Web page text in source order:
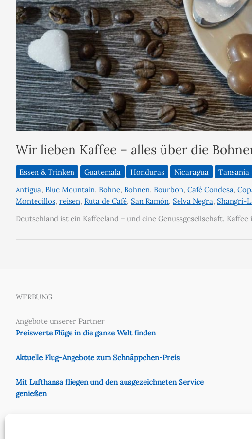
Wir lieben Kaffee – alles über die
Essen & Trinken Guatemala Honduras Nicaragua
Tansania
Antigua, Blue Mountain, Bohne, Bohnen, Bourbon, Café Condesa,
Montecillos, reisen, Ruta de Café, San Ramón, Selva Negra, Shangri-
Deutschland ist ein Kaffeeland – und eine Genussgesellschaft.
WERBUNG
Angebote unserer Partner
Preiswerte Flüge in die ganze Welt finden
Aktuelle Flug-Angebote zum Schnäppchen-Preis
Mit Lufthansa fliegen und den ausgezeichneten Service
genießen